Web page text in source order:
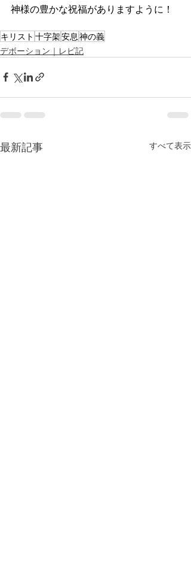
神様の豊かな祝福がありますように！
キリスト 十字架安息 神の義
デボーション｜レビ記
最新記事 すべて表示